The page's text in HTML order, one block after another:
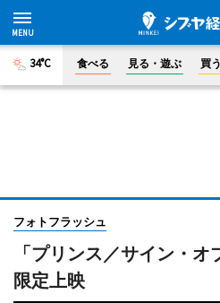
34°C 食べる 見る・遊ぶ 買う
フォトフラッシュ
「プリンス／サイン・オ
限定上映